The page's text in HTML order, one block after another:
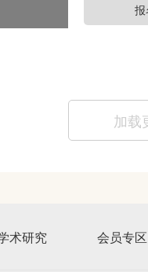
加载
术研究 会员专区